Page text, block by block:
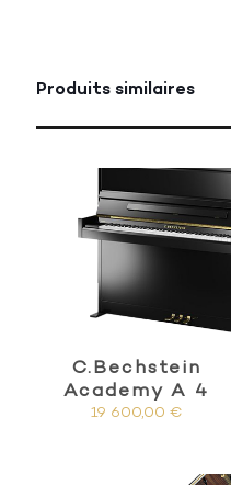
Produits similaires
C.Bechstein
Academy A 4
19 600,00€